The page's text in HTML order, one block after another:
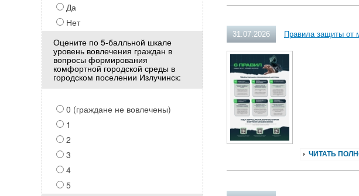
31.07.2026 Правила защиты от
ЧИТАТЬ
Да
Нет
Оцените по 5-балльной шкале
уровень вовлечения граждан в
вопросы формирования
комфортной городской среды в
городском поселении Излучинск:
0 (граждане не вовлечены)
1
2
3
4
5